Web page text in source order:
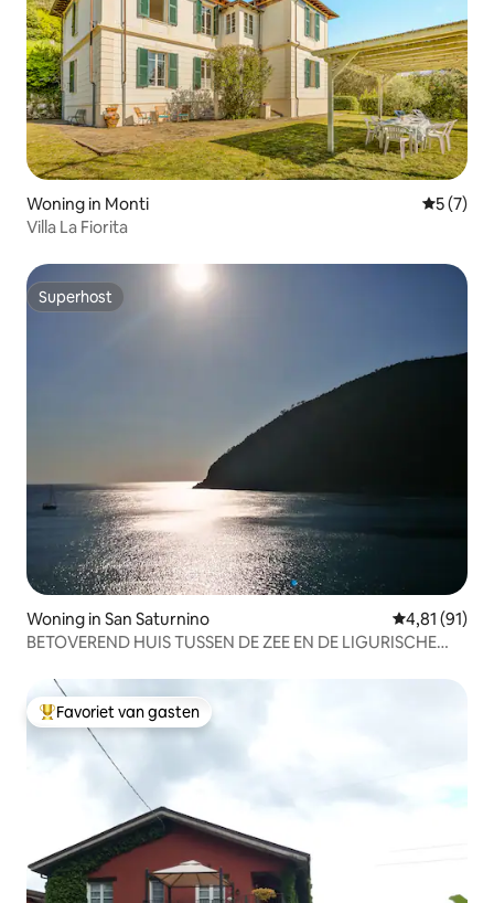
Woning in Monti
5 (7)
Villa La Fiorita
Superhost
Superhost
Woning in San Saturnino Gemiddelde
4,81 (91)
BETOVEREND HUIS TUSSEN DE ZEE EN DE LIGURISCHE
Topfavoriet van gasten
Favoriet van gasten